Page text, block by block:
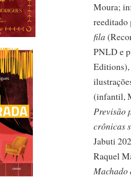
Moura;
fila
PNLD e
(infantil,
Previsão
crônicas
Jabuti
Raquel
Machado